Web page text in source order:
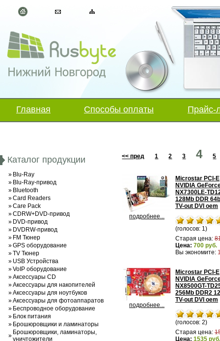
Главная Способы оплаты Прайс-
Каталог продукции
» Blu-Ray
» Blu-Ray-привод
» Bluetooth
»Card Readers
»Care Pack
»CDRW+DVD-привод
» DVD-привод
» DVDRW-привод
» FM Тюнер
»GPS оборудование
»TV Тюнер
» USB Устройства
»VoIP оборудование
»Аксессуары CD
»Аксессуары для накопителей
»Аксессуары для ноутбуков
»Аксессуары для фотоаппаратов
» Беспроводное оборудование
» Блок питания
» Брошюровщики и ламинаторы
» Брошюровщики, ламинаторы,
уничтожители
<< пред 1 2 3 4 5
подробнее...
Microstar PCI-E
NVIDIA
NX7300LE-
128Mb DDR
TV-out DVI oem
(голосов: 1)
Старая цена:
Цена: 700 руб.
Вы экономите:
подробнее...
Microstar PCI-E
NVIDIA
NX8500GT-
256Mb DDR2
TV-out DVI oem
(голосов: 2)
Старая цена:
Цена: 1535 руб.